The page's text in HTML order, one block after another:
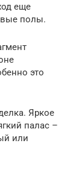
еще
полы.
это
Яркое
палас –
или